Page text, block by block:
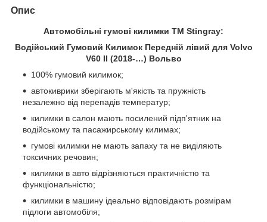
Опис
Автомобільні гумові килимки ТМ Stingray:
Водійський Гумовий Килимок Передній лівий для Volvo
V60 II (2018-…) Вольво
100% гумовий килимок;
автокиврики зберігають м'якість та пружність
незалежно від перепадів температур;
килимки в салон мають посилений підп'ятник на
водійському та пасажирському килимах;
гумові килимки не мають запаху та не виділяють
токсичних речовин;
килимки в авто відрізняються практичністю та
функціональністю;
килимки в машину ідеально відповідають розмірам
підлоги автомобіля;